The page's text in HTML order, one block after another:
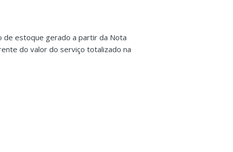
de estoque gerado a partir da Nota
do valor do serviço totalizado na